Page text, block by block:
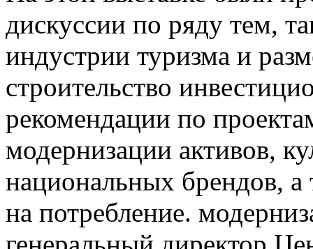
дискуссии по ряду тем,
индустрии туризма и
строительство
рекомендации по
модернизации активов,
национальных брендов,
на потребление.